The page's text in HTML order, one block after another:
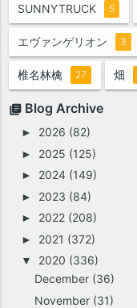
SUNNYTRUCK 5
エヴァンゲリオン 3
椎名林檎 27 畑
Blog Archive
► 2026 (82)
► 2025 (125)
► 2024 (149)
► 2023 (84)
► 2022 (208)
► 2021 (372)
▼ 2020 (336)
December (36)
November (31)